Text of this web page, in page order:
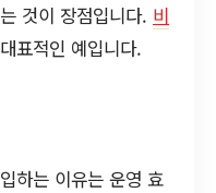
것이 장점입니다. 비
표적인 예입니다.
하는 이유는 운영 효